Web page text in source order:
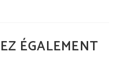
ÉGALEMENT